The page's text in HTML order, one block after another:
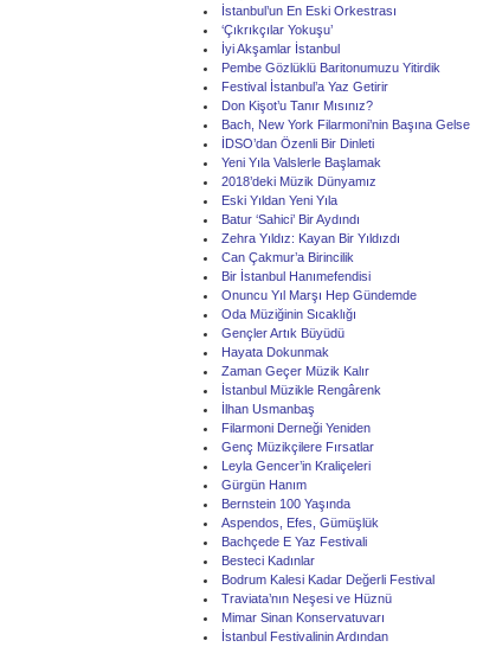
İstanbul’un En Eski Orkestrası
‘Çıkrıkçılar Yokuşu’
İyi Akşamlar İstanbul
Pembe Gözlüklü Baritonumuzu Yitirdik
Festival İstanbul’a Yaz Getirir
Don Kişot’u Tanır Mısınız?
Bach, New York Filarmoni’nin Başına Gelse
İDSO’dan Özenli Bir Dinleti
Yeni Yıla Valslerle Başlamak
2018’deki Müzik Dünyamız
Eski Yıldan Yeni Yıla
Batur ‘Sahici’ Bir Aydındı
Zehra Yıldız: Kayan Bir Yıldızdı
Can Çakmur’a Birincilik
Bir İstanbul Hanımefendisi
Onuncu Yıl Marşı Hep Gündemde
Oda Müziğinin Sıcaklığı
Gençler Artık Büyüdü
Hayata Dokunmak
Zaman Geçer Müzik Kalır
İstanbul Müzikle Rengârenk
İlhan Usmanbaş
Filarmoni Derneği Yeniden
Genç Müzikçilere Fırsatlar
Leyla Gencer’in Kraliçeleri
Gürgün Hanım
Bernstein 100 Yaşında
Aspendos, Efes, Gümüşlük
Bachçede E Yaz Festivali
Besteci Kadınlar
Bodrum Kalesi Kadar Değerli Festival
Traviata’nın Neşesi ve Hüznü
Mimar Sinan Konservatuvarı
İstanbul Festivalinin Ardından